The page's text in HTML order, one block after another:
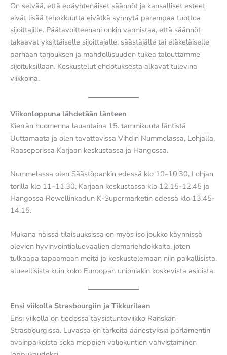
On selvää, että epäyhtenäiset säännöt ja kansalliset esteet
eivät lisää tehokkuutta eivätkä synnytä parempaa tuottoa
sijoittajille. Päätavoitteenani onkin varmistaa, että säännöt
takaavat yksittäiselle sijoittajalle, säästäjälle tai eläkeläiselle
parhaan tarjouksen ja mahdollisuuden tukea talouttamme
sijoituksillaan. Keskustelut ehdotuksesta alkavat tulevina
viikkoina.
Viikonloppuna lähdetään länteen
Kierrän huomenna lauantaina 15. tammikuuta läntistä
Uuttamaata ja olen tavattavissa Vihdin Nummelassa, Lohjalla,
Raaseporissa Karjaan keskustassa ja Hangossa.
Nummelassa olen Säästöpankin edessä klo 10–10.30, Lohjan
torilla klo 11–11.30, Karjaan keskustassa klo 12.15-12.45 ja
Hangossa Rewellinkadun K-Supermarketin edessä klo 13.45-
14.15.
Mukana näissä tilaisuuksissa on myös iso joukko käynnissä
olevien hyvinvointialuevaalien demariehdokkaita, joten
tulkaapa tapaamaan meitä ja keskustelemaan niin paikallisista,
alueellisista kuin koko Euroopan unioniakin koskevista asioista.
Ensi viikolla Strasbourgiin ja Tikkurilaan
Ensi viikolla on tiedossa täysistuntoviikko Ranskan
Strasbourgissa. Luvassa on tärkeitä äänestyksiä parlamentin
avainpaikoista sekä meppien valiokuntien vahvistaminen